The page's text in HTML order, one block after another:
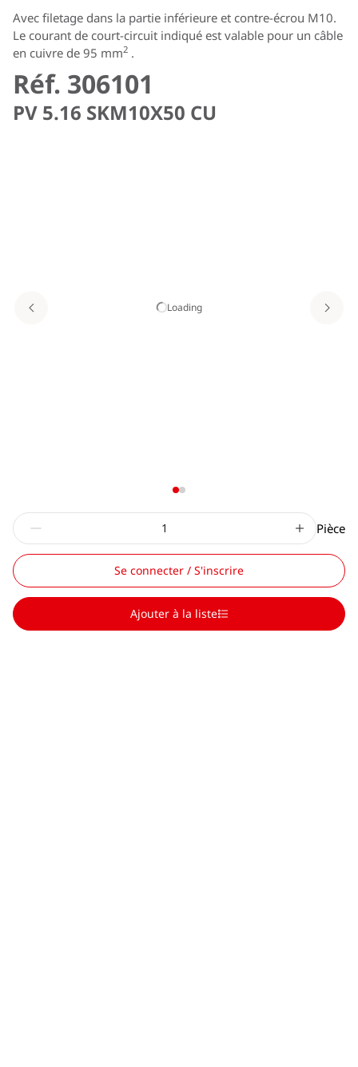
Avec filetage dans la partie inférieure et contre-écrou M10.
Le courant de court-circuit indiqué est valable pour un câble
en cuivre de 95 mm2 .
Réf. 306101
PV 5.16 SKM10X50 CU
Loading
Pièce
Se connecter / S'inscrire
Ajouter à la liste